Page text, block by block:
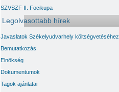
SZVSZF II. Focikupa
Legolvasottabb hírek
Javaslatok Székelyudvarhely költségvetéséhez
Bemutatkozás
Elnökség
Dokumentumok
Tagok ajánlatai